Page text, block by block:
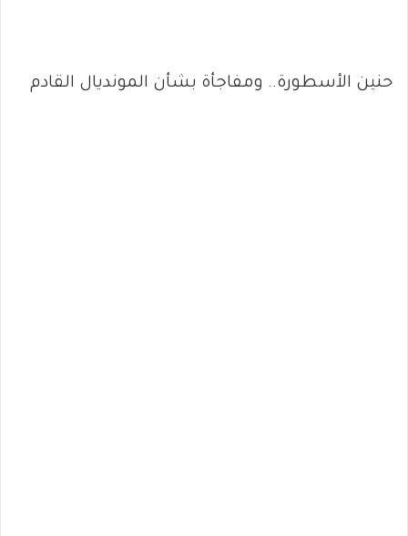
حنين الأسطورة.. ومفاجأة بشأن المونديال القادم